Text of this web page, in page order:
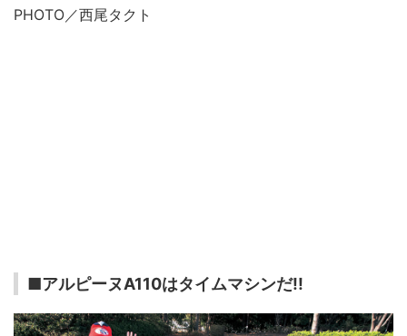
PHOTO／西尾タクト
■アルピーヌA110はタイムマシンだ!!